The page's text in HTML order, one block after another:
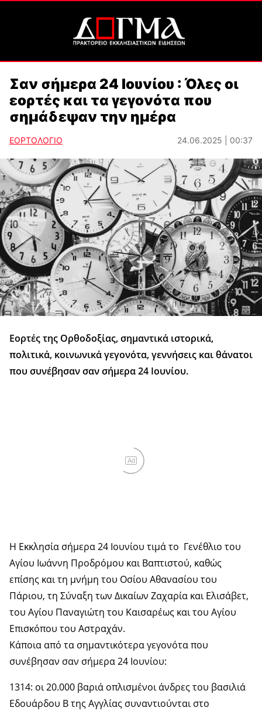
Σαν σήμερα 24 Ιουνίου : Όλες οι
εορτές και τα γεγονότα που
σημάδεψαν την ημέρα
ΕΟΡΤΟΛΟΓΙΟ 24.06.2025 | 00:37
Εορτές της Ορθοδοξίας, σημαντικά ιστορικά,
πολιτικά, κοινωνικά γεγονότα, γεννήσεις και θάνατοι
που συνέβησαν σαν σήμερα 24 Ιουνίου.
Ad
Η Εκκλησία σήμερα 24 Ιουνίου τιμά το Γενέθλιο του
Αγίου Ιωάννη Προδρόμου και Βαπτιστού, καθώς
επίσης και τη μνήμη του Οσίου Αθανασίου του
Πάριου, τη Σύναξη των Δικαίων Ζαχαρία και Ελισάβετ,
του Αγίου Παναγιώτη του Καισαρέως και του Αγίου
Επισκόπου του Αστραχάν.
Κάποια από τα σημαντικότερα γεγονότα που
συνέβησαν σαν σήμερα 24 Ιουνίου:
1314: οι 20.000 βαριά οπλισμένοι άνδρες του βασιλιά
Εδουάρδου Β της Αγγλίας συναντιούνται στο